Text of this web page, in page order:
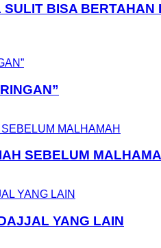
BISA BERTAHAN
SEBELUM
YANG LAIN